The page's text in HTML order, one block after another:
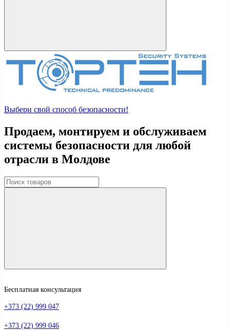
Выбери свой способ безопасности!
Продаем, монтируем и обслуживаем
системы безопасности для любой
отрасли в Молдове
Бесплатная консультация
+373 (22) 999 047
+373 (22) 999 046